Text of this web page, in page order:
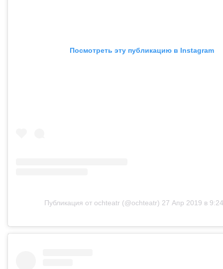
Посмотреть эту публикацию в Instagram
Публикация от ochteatr (@ochteatr) 27 Апр 2019 в